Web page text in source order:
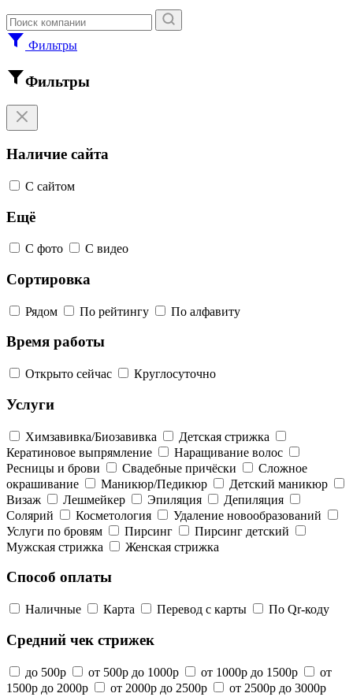
Фильтры
Фильтры
Наличие сайта
С сайтом
Ещё
С фото С видео
Сортировка
Рядом По рейтингу По алфавиту
Время работы
Открыто сейчас Круглосуточно
Услуги
Химзавивка/Биозавивка
Детская стрижка
Кератиновое выпрямление
Наращивание волос
Ресницы и брови
Свадебные причёски
Сложное
окрашивание
Маникюр/Педикюр
Детский маникюр
Визаж
Лешмейкер Эпиляция
Депиляция
Солярий
Косметология
Удаление новообразований
Услуги по бровям
Пирсинг
Пирсинг детский
Мужская стрижка
Женская стрижка
Способ оплаты
Наличные Карта Перевод с карты По Qr-коду
Средний чек стрижек
до 500р от 500р до 1000р от 1000р до 1500р
от
1500р до 2000р
от 2000р до 2500р от 2500р до 3000р